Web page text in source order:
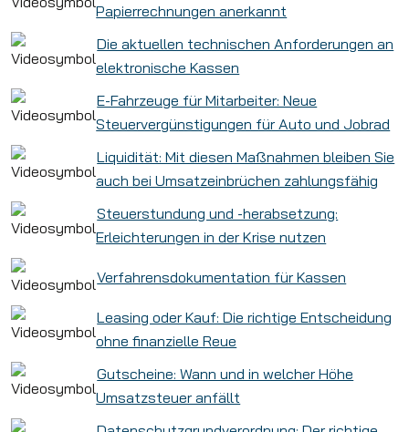
Papierrechnungen anerkannt
Die aktuellen technischen Anforderungen an
elektronische Kassen
E-Fahrzeuge für Mitarbeiter: Neue
Steuervergünstigungen für Auto und Jobrad
Liquidität: Mit diesen Maßnahmen bleiben Sie
auch bei Umsatzeinbrüchen zahlungsfähig
Steuerstundung und -herabsetzung:
Erleichterungen in der Krise nutzen
Verfahrensdokumentation für Kassen
Leasing oder Kauf: Die richtige Entscheidung
ohne finanzielle Reue
Gutscheine: Wann und in welcher Höhe
Umsatzsteuer anfällt